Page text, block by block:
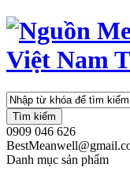
Tìm kiếm
0909 046 626
Danh mục sản phẩm